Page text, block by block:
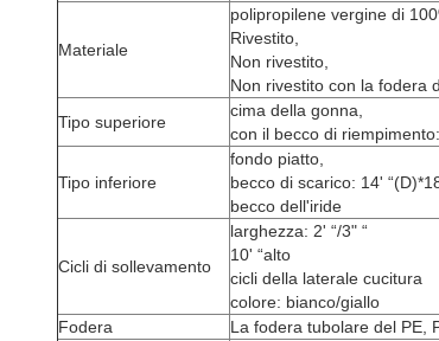
Materiale
polipropilene vergine di
Rivestito,
Non rivestito,
Non rivestito con la fodera
Tipo superiore
cima della gonna,
con il becco di riempimento:
Tipo inferiore
fondo piatto,
becco di scarico: 14'
becco dell'iride
Cicli di sollevamento
larghezza: 2' “/3" “
10' “alto
cicli della laterale cucitura
colore: bianco/giallo
Fodera
La fodera tubolare del PE,